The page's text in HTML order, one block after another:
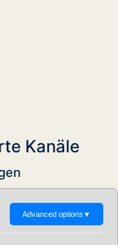
Kanäle
Advanced options ▼